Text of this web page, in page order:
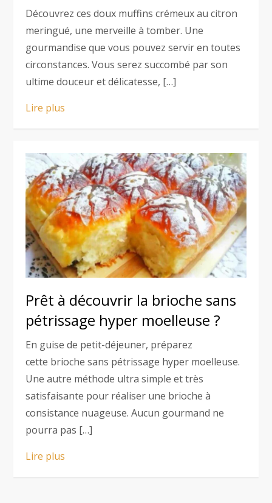
Découvrez ces doux muffins crémeux au citron
meringué, une merveille à tomber. Une
gourmandise que vous pouvez servir en toutes
circonstances. Vous serez succombé par son
ultime douceur et délicatesse, […]
Lire plus
Prêt à découvrir la brioche sans
pétrissage hyper moelleuse ?
En guise de petit-déjeuner, préparez
cette brioche sans pétrissage hyper moelleuse.
Une autre méthode ultra simple et très
satisfaisante pour réaliser une brioche à
consistance nuageuse. Aucun gourmand ne
pourra pas […]
Lire plus